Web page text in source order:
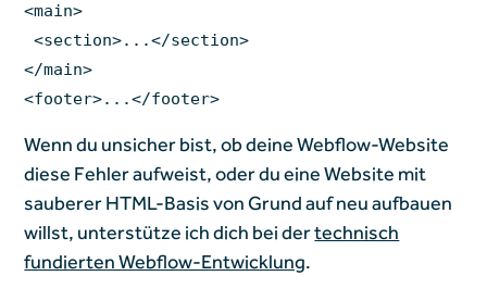
<main>
<section>...</section>
</main>
<footer>...</footer>
Wenn du unsicher bist, ob deine Webflow-Website
diese Fehler aufweist, oder du eine Website mit
sauberer HTML-Basis von Grund auf neu aufbauen
willst, unterstütze ich dich bei dertechnisch
fundierten Webflow-Entwicklung.